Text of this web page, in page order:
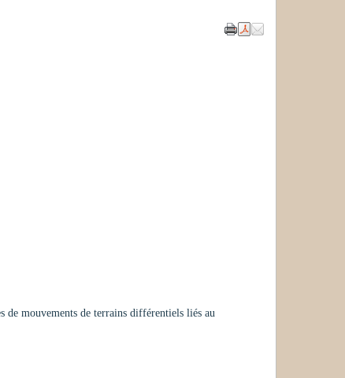
de mouvements de terrains différentiels liés au